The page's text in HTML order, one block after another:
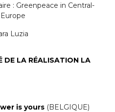
: Greenpeace in Central-
Luzia
DE LA RÉALISATION LA
is yours (BELGIQUE)